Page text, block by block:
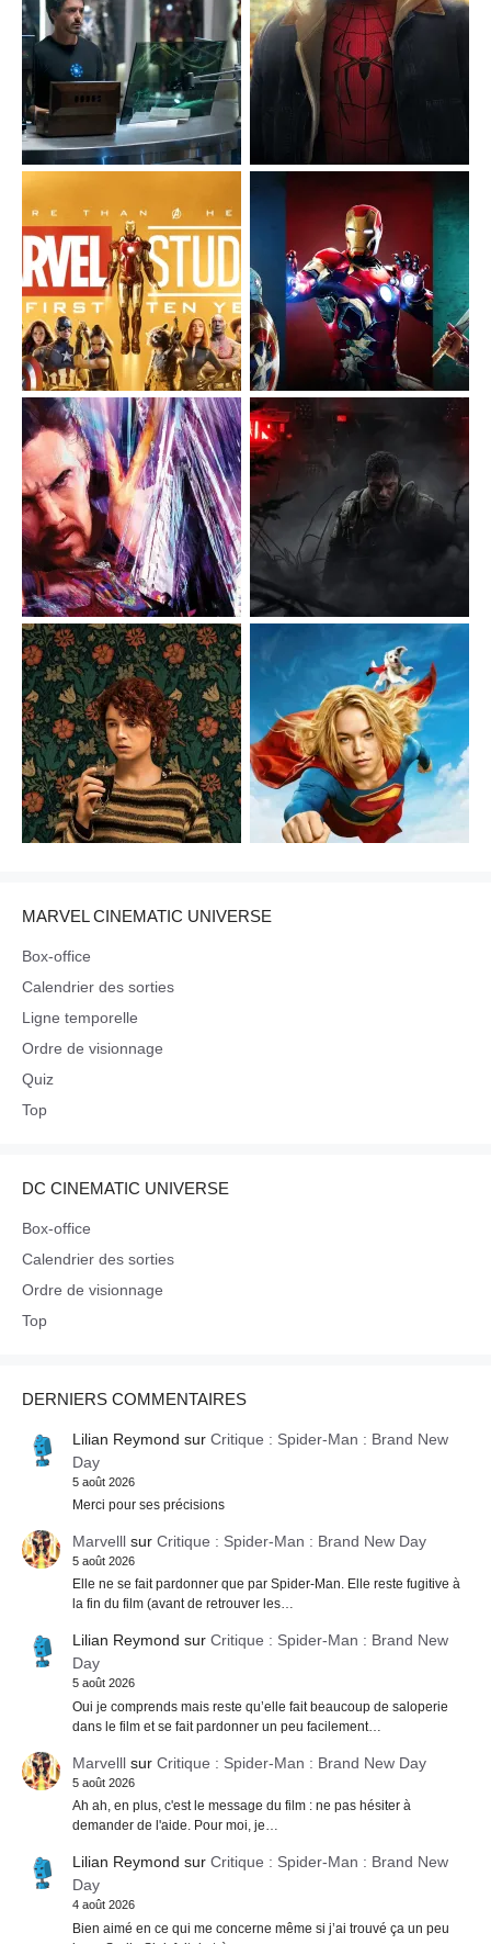
MARVEL CINEMATIC UNIVERSE
Box-office
Calendrier des sorties
Ligne temporelle
Ordre de visionnage
Quiz
Top
DC CINEMATIC UNIVERSE
Box-office
Calendrier des sorties
Ordre de visionnage
Top
DERNIERS COMMENTAIRES
Lilian Reymond sur Critique : Spider-Man : Brand New
Day
5 août 2026
Merci pour ses précisions
Marvelllsur Critique : Spider-Man : Brand New Day
5 août 2026
Elle ne se fait pardonner que par Spider-Man. Elle reste fugitive à
la fin du film (avant de retrouver les…
Lilian Reymond sur Critique : Spider-Man : Brand New
Day
5 août 2026
Oui je comprends mais reste qu’elle fait beaucoup de saloperie
dans le film et se fait pardonner un peu facilement…
Marvelllsur Critique : Spider-Man : Brand New Day
5 août 2026
Ah ah, en plus, c'est le message du film : ne pas hésiter à
demander de l'aide. Pour moi, je…
Lilian Reymond sur Critique : Spider-Man : Brand New
Day
4 août 2026
Bien aimé en ce qui me concerne même si j’ai trouvé ça un peu